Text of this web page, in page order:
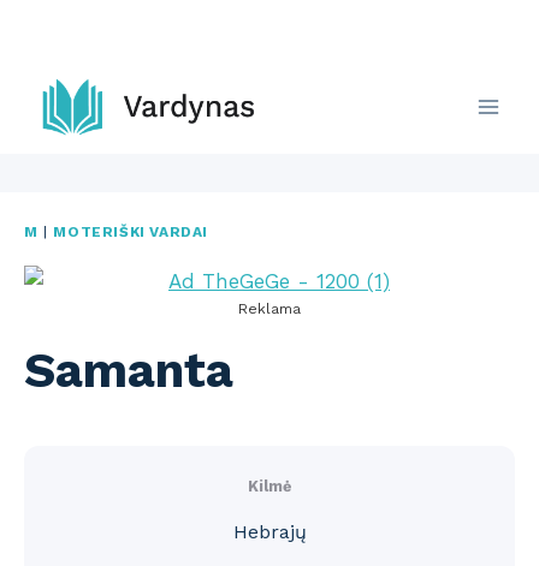
content
M | MOTERIŠKI VARDAI
Reklama
Samanta
Kilmė
Hebrajų